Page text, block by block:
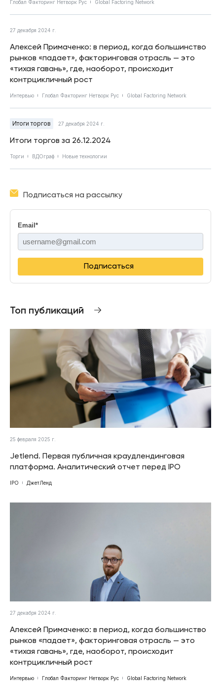
Глобал Факторинг Нетворк Рус Global Factoring Network
27 декабря 2024 г.
Алексей Примаченко: в период, когда большинство
рынков «падает», факторинговая отрасль — это
«тихая гавань», где, наоборот, происходит
контрцикличный рост
Интервью Глобал Факторинг Нетворк Рус Global Factoring Network
Итоги торгов 27 декабря 2024 г.
Итоги торгов за 26.12.2024
Торги ВДОграф Новые технологии
Подписаться на рассылку
Email *
Подписаться
Топ публикаций
25 февраля 2025 г.
Jetlend. Первая публичная краудлендинговая
платформа. Аналитический отчет перед IPO
IPO ДжетЛенд
27 декабря 2024 г.
Алексей Примаченко: в период, когда большинство
рынков «падает», факторинговая отрасль — это
«тихая гавань», где, наоборот, происходит
контрцикличный рост
Интервью Глобал Факторинг Нетворк Рус Global Factoring Network